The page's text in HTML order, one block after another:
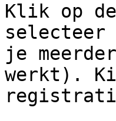
Klik op
je
werkt).